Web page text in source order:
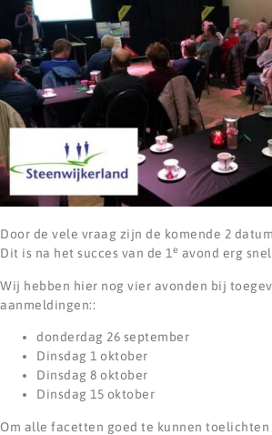
Door de vele vraag zijn de komende 2
Dit is na het succes van de 1e avond erg
Wij hebben hier nog vier avonden bij
aanmeldingen::
donderdag 26 september
Dinsdag 1 oktober
Dinsdag 8 oktober
Dinsdag 15 oktober
Om alle facetten goed te kunnen toelichten